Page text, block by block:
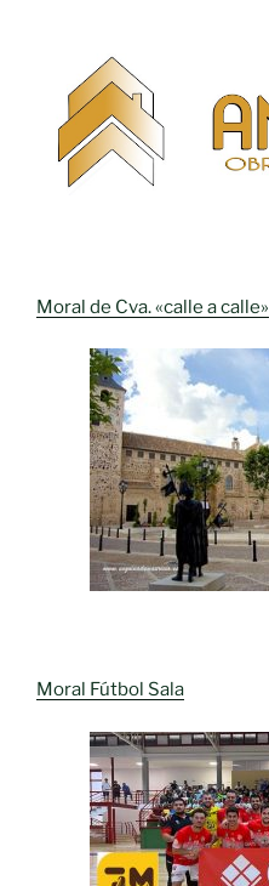
Moral de Cva. «calle a calle»
Moral Fútbol Sala